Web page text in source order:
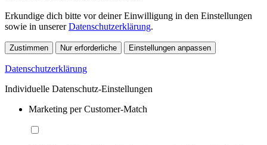
Erkundige dich bitte vor deiner Einwilligung in den Einstellungen
sowie in unsererDatenschutzerklärung.
Zustimmen Nur erforderliche Einstellungen anpassen
Datenschutzerklärung
Individuelle Datenschutz-Einstellungen
Marketing per Customer-Match